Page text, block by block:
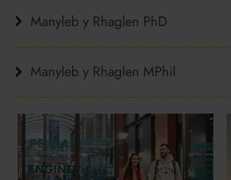
Manyleb y Rhaglen PhD
Manyleb y Rhaglen MPhil